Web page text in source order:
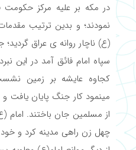
در مکه بر علیه مرکز حکومت
نمودند؛ و بدین ترتیب
(ع) ناچار روانه ی عراق
سپاه امام فائق آمد در این
کجاوه عایشه بر زمین
از مسلمین جان باختند. امام
چهل زن راهی مدینه کرد و